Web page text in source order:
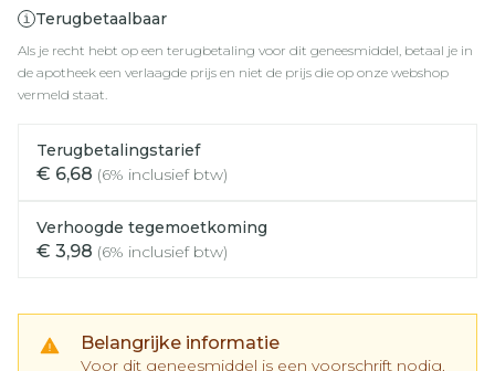
Terugbetaalbaar
Als je recht hebt op een terugbetaling voor dit geneesmiddel, betaal je in
de apotheek een verlaagde prijs en niet de prijs die op onze webshop
vermeld staat.
Terugbetalingstarief
€ 6,68 (6% inclusief btw)
Verhoogde tegemoetkoming
€ 3,98 (6% inclusief btw)
Belangrijke informatie
Voor dit geneesmiddel is een voorschrift nodig.